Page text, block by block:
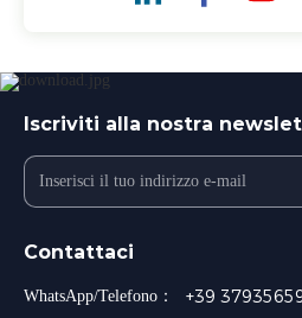
Iscriviti alla nostra
Contattaci
WhatsApp/Telefono： +39